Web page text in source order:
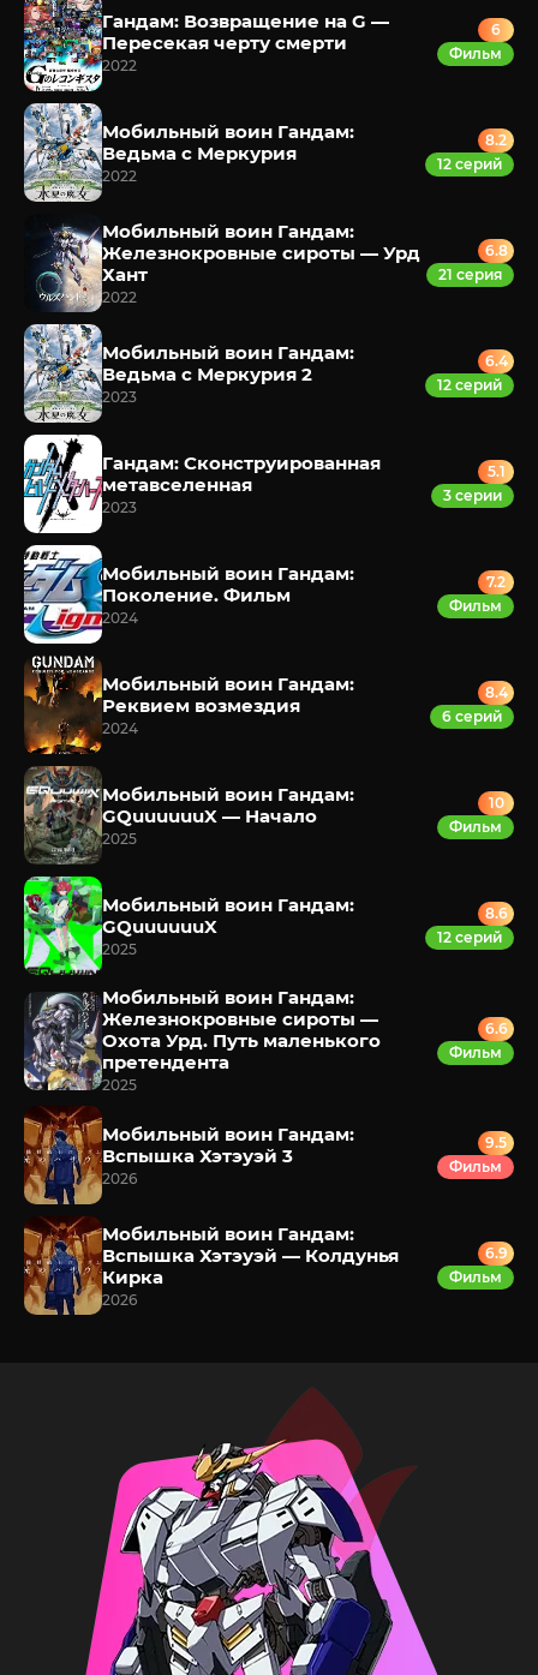
Гандам: Возвращение на G —
Пересекая черту смерти
2022
6
Фильм
Мобильный воин Гандам:
Ведьма с Меркурия
2022
8.2
12 серий
Мобильный воин Гандам:
Железнокровные сироты — Урд
Хант
2022
6.8
21 серия
Мобильный воин Гандам:
Ведьма с Меркурия 2
2023
6.4
12 серий
Гандам: Сконструированная
метавселенная
2023
5.1
3 серии
Мобильный воин Гандам:
Поколение. Фильм
2024
7.2
Фильм
Мобильный воин Гандам:
Реквием возмездия
2024
8.4
6 серий
Мобильный воин Гандам:
GQuuuuuuX — Начало
2025
10
Фильм
Мобильный воин Гандам:
GQuuuuuuX
2025
8.6
12 серий
Мобильный воин Гандам:
Железнокровные сироты —
Охота Урд. Путь маленького
претендента
2025
6.6
Фильм
Мобильный воин Гандам:
Вспышка Хэтэуэй 3
2026
9.5
Фильм
Мобильный воин Гандам:
Вспышка Хэтэуэй — Колдунья
Кирка
2026
6.9
Фильм